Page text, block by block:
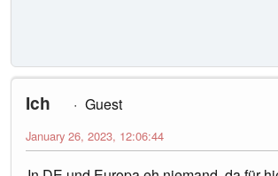
Ich
Guest
January 26, 2023, 12:06:44